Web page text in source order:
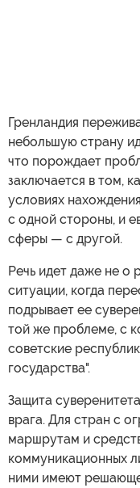
Гренландия
небольшую страну
что порождает
заключается в том,
условиях
с одной стороны, и
сферы — с другой.
Речь идет даже не о
ситуации, когда
подрывает ее
той же проблеме, с
советские
государства".
Защита
врага. Для стран с
маршрутам и
коммуникационных
ними имеют